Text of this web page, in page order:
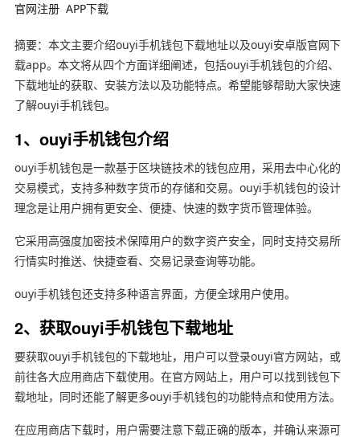
官网注册 APP下载
摘要：本文主要介绍ouyi手机钱包下载地址以及ouyi安卓版官网下
载app。本文将从四个方面详细阐述，包括ouyi手机钱包的介绍、
下载地址的获取、安装方法以及功能特点。希望能够帮助大家快速
了解ouyi手机钱包。
1、ouyi手机钱包介绍
ouyi手机钱包是一款基于区块链技术的钱包应用，采用去中心化的
交易模式，支持多种数字货币的存储和交易。ouyi手机钱包的设计
理念是让用户拥有更安全、便捷、快速的数字货币管理体验。
它采用高强度加密技术保障用户的数字资产安全，同时支持交易所
行情实时推送、快捷查看、交易记录查询等功能。
ouyi手机钱包还支持多种语言界面，方便全球用户使用。
2、获取ouyi手机钱包下载地址
要获取ouyi手机钱包的下载地址，用户可以登录ouyi官方网站，或
前往各大应用商店下载使用。在官方网站上，用户可以找到钱包下
载地址，同时还能了解更多ouyi手机钱包的功能特点和使用方法。
在应用商店下载时，用户需要注意下载正确的版本，并确认来源可